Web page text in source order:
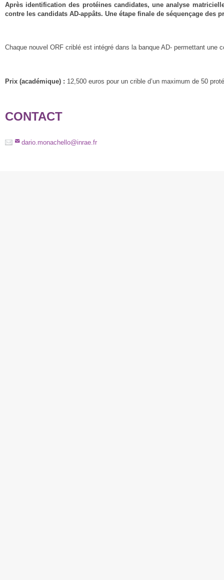
Après identification des protéines candidates, une analyse
contre les candidats AD-appâts. Une étape finale de séquençage des
Chaque nouvel ORF criblé est intégré dans la banque AD- permettant une
Prix (académique) : 12,500 euros pour un crible d’un maximum de 50
CONTACT
dario.monachello@inrae.fr